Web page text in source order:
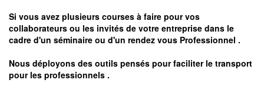
Si vous avez plusieurs courses à faire pour vos
collaborateurs ou les invités de votre entreprise dans le
cadre d'un séminaire ou d'un rendez vous Professionnel .
Nous déployons des outils pensés pour faciliter le transport
pour les professionnels .